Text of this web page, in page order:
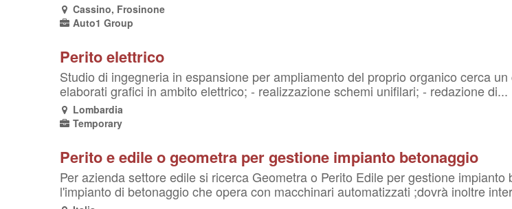
Cassino, Frosinone
Auto1 Group
Perito elettrico
Studio di ingegneria in espansione per ampliamento del proprio organico cerca
elaborati grafici in ambito elettrico; - realizzazione schemi unifilari; - redazione di...
Lombardia
Temporary
Perito e edile o geometra per gestione impianto betonaggio
Per azienda settore edile si ricerca Geometra o Perito Edile per gestione
l'impianto di betonaggio che opera con macchinari automatizzati ;dovrà inoltre